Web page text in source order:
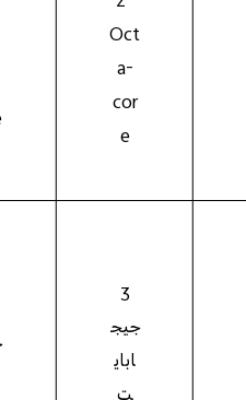
Oct
a-
cor
e
3
جيج
اباي